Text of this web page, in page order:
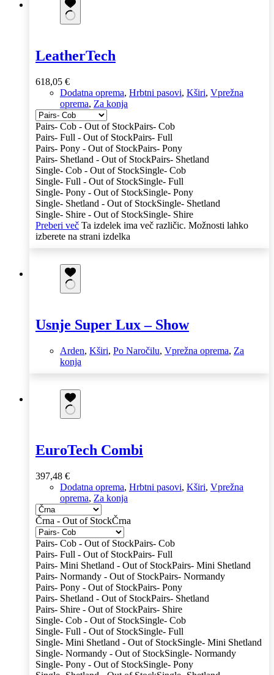
LeatherTech
618,05 €
Dodatna oprema, Hrbtni pasovi, Kširi, Vprežna
oprema, Za konja
Pairs- Cob - Out of StockPairs- Cob
Pairs- Full - Out of StockPairs- Full
Pairs- Pony - Out of StockPairs- Pony
Pairs- Shetland - Out of StockPairs- Shetland
Single- Cob - Out of StockSingle- Cob
Single- Full - Out of StockSingle- Full
Single- Pony - Out of StockSingle- Pony
Single- Shetland - Out of StockSingle- Shetland
Single- Shire - Out of StockSingle- Shire
Preberi več Ta izdelek ima več različic. Možnosti lahko
izberete na strani izdelka
Usnje Super Lux – Show
Arden, Kširi, Po Naročilu, Vprežna oprema, Za
konja
EuroTech Combi
397,48 €
Dodatna oprema, Hrbtni pasovi, Kširi, Vprežna
oprema, Za konja
Črna - Out of StockČrna
Pairs- Cob - Out of StockPairs- Cob
Pairs- Full - Out of StockPairs- Full
Pairs- Mini Shetland - Out of StockPairs- Mini Shetland
Pairs- Normandy - Out of StockPairs- Normandy
Pairs- Pony - Out of StockPairs- Pony
Pairs- Shetland - Out of StockPairs- Shetland
Pairs- Shire - Out of StockPairs- Shire
Single- Cob - Out of StockSingle- Cob
Single- Full - Out of StockSingle- Full
Single- Mini Shetland - Out of StockSingle- Mini Shetland
Single- Normandy - Out of StockSingle- Normandy
Single- Pony - Out of StockSingle- Pony